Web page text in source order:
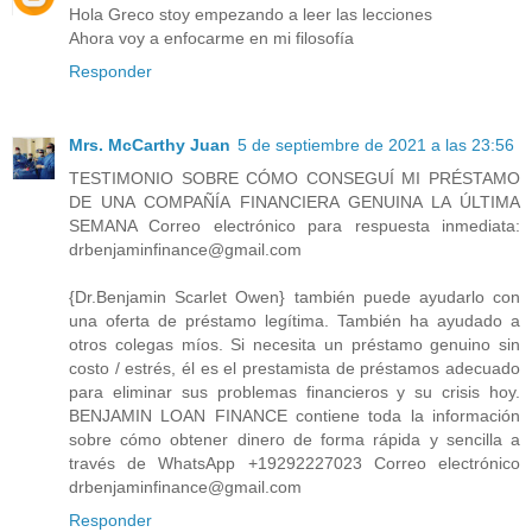
Hola Greco stoy empezando a leer las lecciones
Ahora voy a enfocarme en mi filosofía
Responder
Mrs. McCarthy Juan 5 de septiembre de 2021 a las 23:56
TESTIMONIO SOBRE CÓMO CONSEGUÍ MI PRÉSTAMO
DE UNA COMPAÑÍA FINANCIERA GENUINA LA ÚLTIMA
SEMANA Correo electrónico para respuesta inmediata:
drbenjaminfinance@gmail.com
{Dr.Benjamin Scarlet Owen} también puede ayudarlo con
una oferta de préstamo legítima. También ha ayudado a
otros colegas míos. Si necesita un préstamo genuino sin
costo / estrés, él es el prestamista de préstamos adecuado
para eliminar sus problemas financieros y su crisis hoy.
BENJAMIN LOAN FINANCE contiene toda la información
sobre cómo obtener dinero de forma rápida y sencilla a
través de WhatsApp +19292227023 Correo electrónico
drbenjaminfinance@gmail.com
Responder